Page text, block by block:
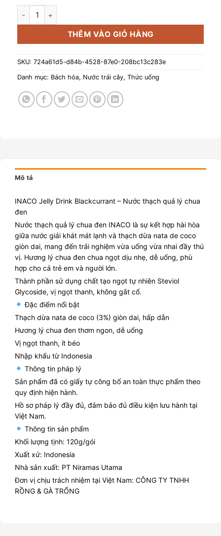
1 Gói (5 túi x 120g) INACO Jelly Drink Blackcurrant - Nước
THÊM VÀO GIỎ HÀNG
SKU: 724a61d5-d84b-4528-87e0-208bc13c283e
Danh mục: Bách hóa, Nước trái cây, Thức uống
Mô tả
INACO Jelly Drink Blackcurrant – Nước thạch quả lý chua
đen
Nước thạch quả lý chua đen INACO là sự kết hợp hài hòa
giữa nước giải khát mát lạnh và thạch dừa nata de coco
giòn dai, mang đến trải nghiệm vừa uống vừa nhai đầy thú
vị. Hương lý chua đen chua ngọt dịu nhẹ, dễ uống, phù
hợp cho cả trẻ em và người lớn.
Thành phần sử dụng chất tạo ngọt tự nhiên Steviol
Glycoside, vị ngọt thanh, không gắt cổ.
Đặc điểm nổi bật
Thạch dừa nata de coco (3%) giòn dai, hấp dẫn
Hương lý chua đen thơm ngon, dễ uống
Vị ngọt thanh, ít béo
Nhập khẩu từ Indonesia
Thông tin pháp lý
Sản phẩm đã có giấy tự công bố an toàn thực phẩm theo
quy định hiện hành.
Hồ sơ pháp lý đầy đủ, đảm bảo đủ điều kiện lưu hành tại
Việt Nam.
Thông tin sản phẩm
Khối lượng tịnh: 120g/gói
Xuất xứ: Indonesia
Nhà sản xuất: PT Niramas Utama
Đơn vị chịu trách nhiệm tại Việt Nam: CÔNG TY TNHH
RỒNG & GÀ TRỐNG